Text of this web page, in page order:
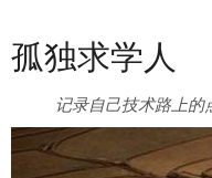
孤独求学人
记录自己技术路上的